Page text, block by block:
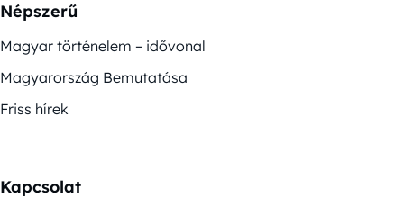
Népszerű
Magyar történelem – idővonal
Magyarország Bemutatása
Friss hírek
Kapcsolat